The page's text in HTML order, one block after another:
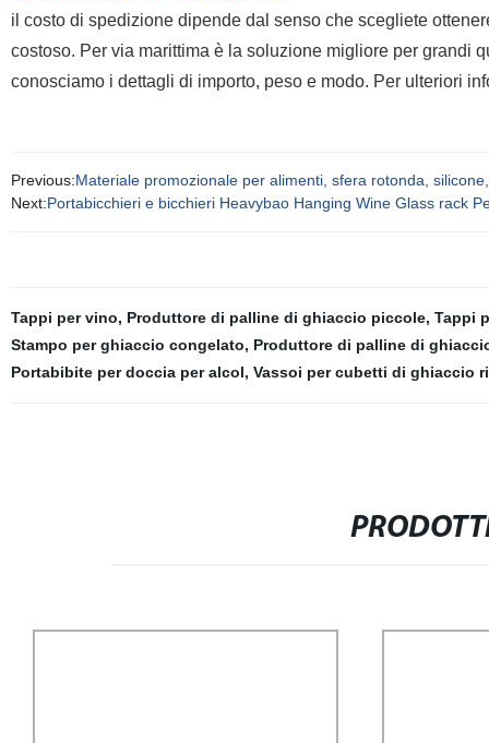
il costo di spedizione dipende dal senso che scegliete
costoso. Per via marittima è la soluzione migliore per grandi
conosciamo i dettagli di importo, peso e modo. Per ulteriori
Previous:Materiale promozionale per alimenti, sfera rotonda,
Next:Portabicchieri e bicchieri Heavybao Hanging Wine Glass rack
Tappi per vino, Produttore di palline di ghiaccio piccole, Tappi
Stampo per ghiaccio congelato, Produttore di palline di
Portabibite per doccia per alcol, Vassoi per cubetti di ghiaccio